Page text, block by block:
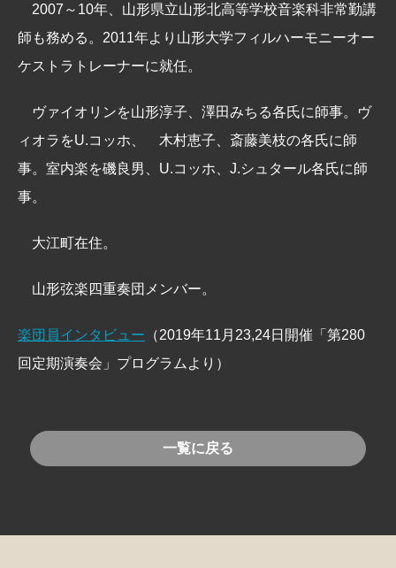
2007～10年、山形県立山形北高等学校音楽科非常勤講
師も務める。2011年より山形大学フィルハーモニーオー
ケストラトレーナーに就任。
ヴァイオリンを山形淳子、澤田みちる各氏に師事。ヴ
ィオラをU.コッホ、 木村恵子、斎藤美枝の各氏に師
事。室内楽を磯良男、U.コッホ、J.シュタール各氏に師
事。
大江町在住。
山形弦楽四重奏団メンバー。
楽団員インタビュー （2019年11月23,24日開催「第280
回定期演奏会」プログラムより）
一覧に戻る